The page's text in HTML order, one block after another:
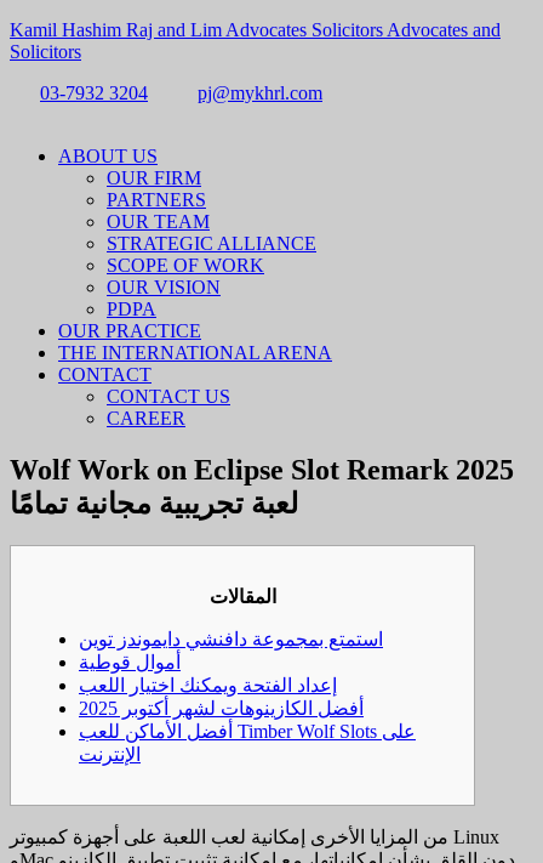
Kamil Hashim Raj and Lim Advocates Solicitors Advocates and
Solicitors
03-7932 3204
pj@mykhrl.com
Menu
ABOUT US
OUR FIRM
PARTNERS
OUR TEAM
STRATEGIC ALLIANCE
SCOPE OF WORK
OUR VISION
PDPA
OUR PRACTICE
THE INTERNATIONAL ARENA
CONTACT
CONTACT US
CAREER
Wolf Work on Eclipse Slot Remark 2025
لعبة تجريبية مجانية تمامًا
المقالات
استمتع بمجموعة دافنشي دايموندز توين
أموال قوطية
إعداد الفتحة ويمكنك اختيار اللعب
أفضل الكازينوهات لشهر أكتوبر 2025
أفضل الأماكن للعب Timber Wolf Slots على
الإنترنت
من المزايا الأخرى إمكانية لعب اللعبة على أجهزة كمبيوتر Linux